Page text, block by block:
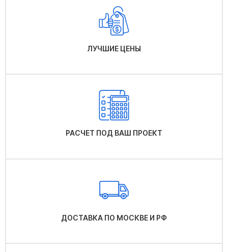
ЛУЧШИЕ ЦЕНЫ
РАСЧЕТ ПОД ВАШ ПРОЕКТ
ДОСТАВКА ПО МОСКВЕ И РФ